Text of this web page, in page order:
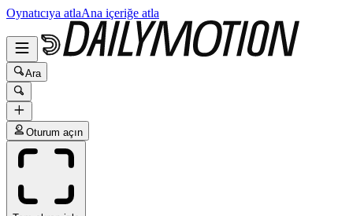
Oynatıcıya atlaAna içeriğe atla
Ara
Oturum açın